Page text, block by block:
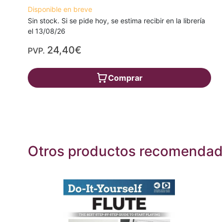
Disponible en breve
Sin stock. Si se pide hoy, se estima recibir en la librería
el 13/08/26
PVP. 24,40€
Comprar
Otros productos